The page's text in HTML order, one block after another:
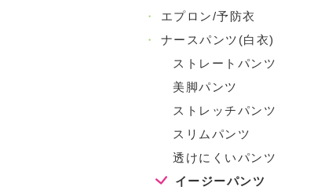
・
エプロン/予防衣
・
ナースパンツ(白衣)
ストレートパンツ
美脚パンツ
ストレッチパンツ
スリムパンツ
透けにくいパンツ
イージーパンツ